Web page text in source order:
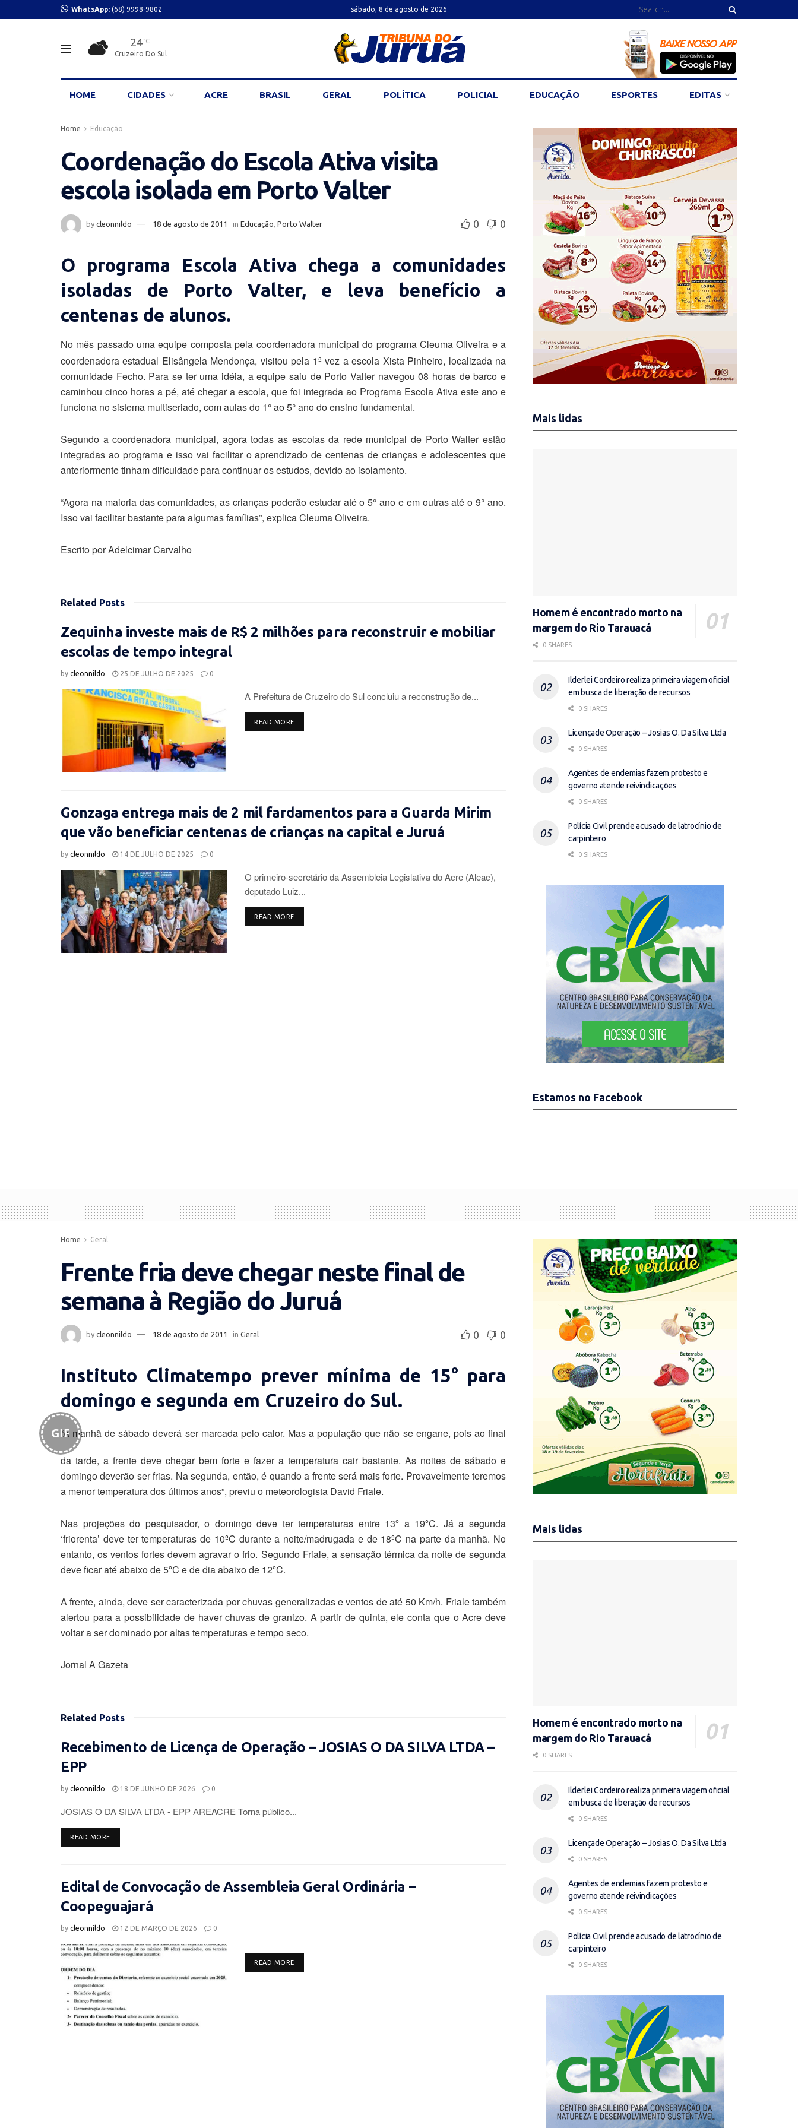
WhatsApp: (68) 9998-9802 sábado, 8 de agosto de 2026
24 °C
Cruzeiro Do Sul
HOME CIDADES ACRE BRASIL GERAL POLÍTICA POLICIAL EDUCAÇÃO ESPORTES EDITAS
Home Educação
Coordenação do Escola Ativa visita
escola isolada em Porto Valter
by cleonnildo 18 de agosto de 2011 in Educação Porto Walter 0 0
O programa Escola Ativa chega a comunidades
isoladas de Porto Valter, e leva benefício a
centenas de alunos.
No mês passado uma equipe composta pela coordenadora municipal do programa Cleuma Oliveira e a
coordenadora estadual Elisângela Mendonça, visitou pela 1ª vez a escola Xista Pinheiro, localizada na
comunidade Fecho. Para se ter uma idéia, a equipe saiu de Porto Valter navegou 08 horas de barco e
caminhou cinco horas a pé, até chegar a escola, que foi integrada ao Programa Escola Ativa este ano e
funciona no sistema multiseriado, com aulas do 1° ao 5° ano do ensino fundamental.
Segundo a coordenadora municipal, agora todas as escolas da rede municipal de Porto Walter estão
integradas ao programa e isso vai facilitar o aprendizado de centenas de crianças e adolescentes que
anteriormente tinham dificuldade para continuar os estudos, devido ao isolamento.
“Agora na maioria das comunidades, as crianças poderão estudar até o 5° ano e em outras até o 9° ano.
Isso vai facilitar bastante para algumas famílias”, explica Cleuma Oliveira.
Escrito por Adelcimar Carvalho
Related Posts
Zequinha investe mais de R$ 2 milhões para reconstruir e mobiliar
escolas de tempo integral
by cleonnildo 25 DE JULHO DE 2025 0
A Prefeitura de Cruzeiro do Sul concluiu a reconstrução de...
READ MOREDETAILS
Gonzaga entrega mais de 2 mil fardamentos para a Guarda Mirim
que vão beneficiar centenas de crianças na capital e Juruá
by cleonnildo 14 DE JULHO DE 2025 0
O primeiro-secretário da Assembleia Legislativa do Acre (Aleac),
deputado Luiz...
READ MOREDETAILS
Mais lidas
Homem é encontrado morto na
margem do Rio Tarauacá
0 SHARES
Ilderlei Cordeiro realiza primeira viagem oficial
em busca de liberação de recursos
0 SHARES
Licençade Operação – Josias O. Da Silva Ltda
0 SHARES
Agentes de endemias fazem protesto e
governo atende reivindicações
0 SHARES
Polícia Civil prende acusado de latrocínio de
carpinteiro
0 SHARES
Estamos no Facebook
Home Geral
Frente fria deve chegar neste final de
semana à Região do Juruá
by cleonnildo 18 de agosto de 2011 in Geral 0 0
Instituto Climatempo prever mínima de 15° para
domingo e segunda em Cruzeiro do Sul.
GIF“A manhã de sábado deverá ser marcada pelo calor. Mas a população que não se engane, pois ao final
da tarde, a frente deve chegar bem forte e fazer a temperatura cair bastante. As noites de sábado e
domingo deverão ser frias. Na segunda, então, é quando a frente será mais forte. Provavelmente teremos
a menor temperatura dos últimos anos”, previu o meteorologista David Friale.
Nas projeções do pesquisador, o domingo deve ter temperaturas entre 13º a 19ºC. Já a segunda
‘friorenta’ deve ter temperaturas de 10ºC durante a noite/madrugada e de 18ºC na parte da manhã. No
entanto, os ventos fortes devem agravar o frio. Segundo Friale, a sensação térmica da noite de segunda
deve ficar até abaixo de 5ºC e de dia abaixo de 12ºC.
A frente, ainda, deve ser caracterizada por chuvas generalizadas e ventos de até 50 Km/h. Friale também
alertou para a possibilidade de haver chuvas de granizo. A partir de quinta, ele conta que o Acre deve
voltar a ser dominado por altas temperaturas e tempo seco.
Jornal A Gazeta
Related Posts
Recebimento de Licença de Operação – JOSIAS O DA SILVA LTDA –
EPP
by cleonnildo 18 DE JUNHO DE 2026 0
JOSIAS O DA SILVA LTDA - EPP AREACRE Torna público...
READ MOREDETAILS
Edital de Convocação de Assembleia Geral Ordinária –
Coopeguajará
by cleonnildo 12 DE MARÇO DE 2026 0
READ MOREDETAILS
Mais lidas
Homem é encontrado morto na
margem do Rio Tarauacá
0 SHARES
Ilderlei Cordeiro realiza primeira viagem oficial
em busca de liberação de recursos
0 SHARES
Licençade Operação – Josias O. Da Silva Ltda
0 SHARES
Agentes de endemias fazem protesto e
governo atende reivindicações
0 SHARES
Polícia Civil prende acusado de latrocínio de
carpinteiro
0 SHARES